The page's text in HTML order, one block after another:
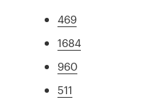
469
1684
960
511